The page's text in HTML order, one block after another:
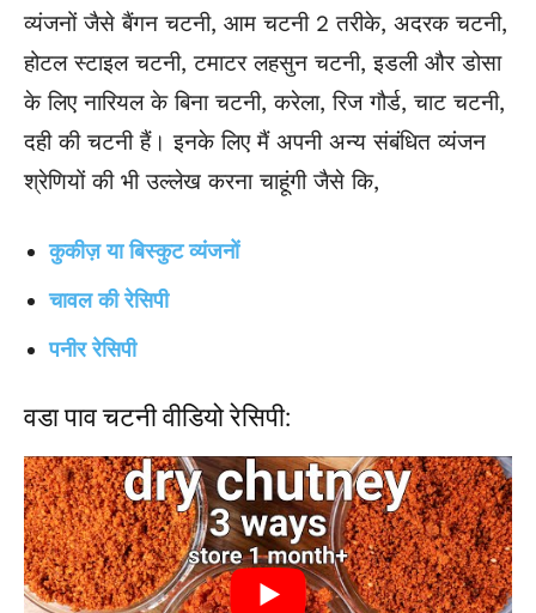
व्यंजनों जैसे बैंगन चटनी, आम चटनी 2 तरीके, अदरक चटनी,
होटल स्टाइल चटनी, टमाटर लहसुन चटनी, इडली और डोसा
के लिए नारियल के बिना चटनी, करेला, रिज गौर्ड, चाट चटनी,
दही की चटनी हैं। इनके लिए मैं अपनी अन्य संबंधित व्यंजन
श्रेणियों की भी उल्लेख करना चाहूंगी जैसे कि,
कुकीज़ या बिस्कुट व्यंजनों
चावल की रेसिपी
पनीर रेसिपी
वडा पाव चटनी वीडियो रेसिपी: